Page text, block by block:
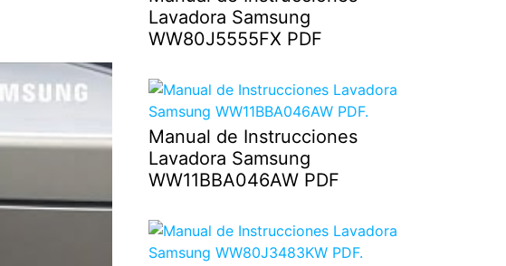
Lavadora Samsung
WW80J5555FX PDF
Manual de Instrucciones
Lavadora Samsung
WW11BBA046AW PDF